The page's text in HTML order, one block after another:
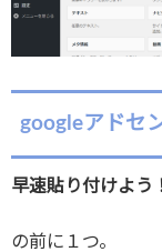
googleアドセ
早速貼り付けよう
の前に１つ。